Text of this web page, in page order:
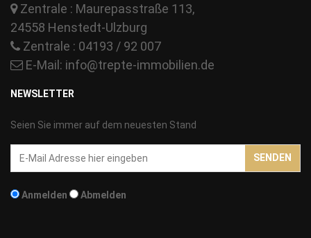
Zentrale : Maurepasstraße 113,
24558 Henstedt-Ulzburg
Zentrale : 04193 / 92 007
E-Mail: info@trepte-immobilien.de
NEWSLETTER
Seien Sie immer auf dem neuesten Stand
Email-
Addresse
Anmelden Abmelden
SENDEN